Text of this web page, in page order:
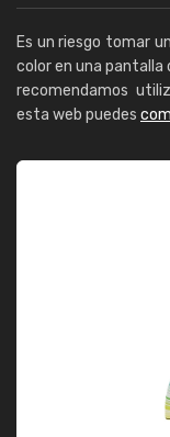
Es un riesgo tomar
color en una
recomendamos
esta web puedes